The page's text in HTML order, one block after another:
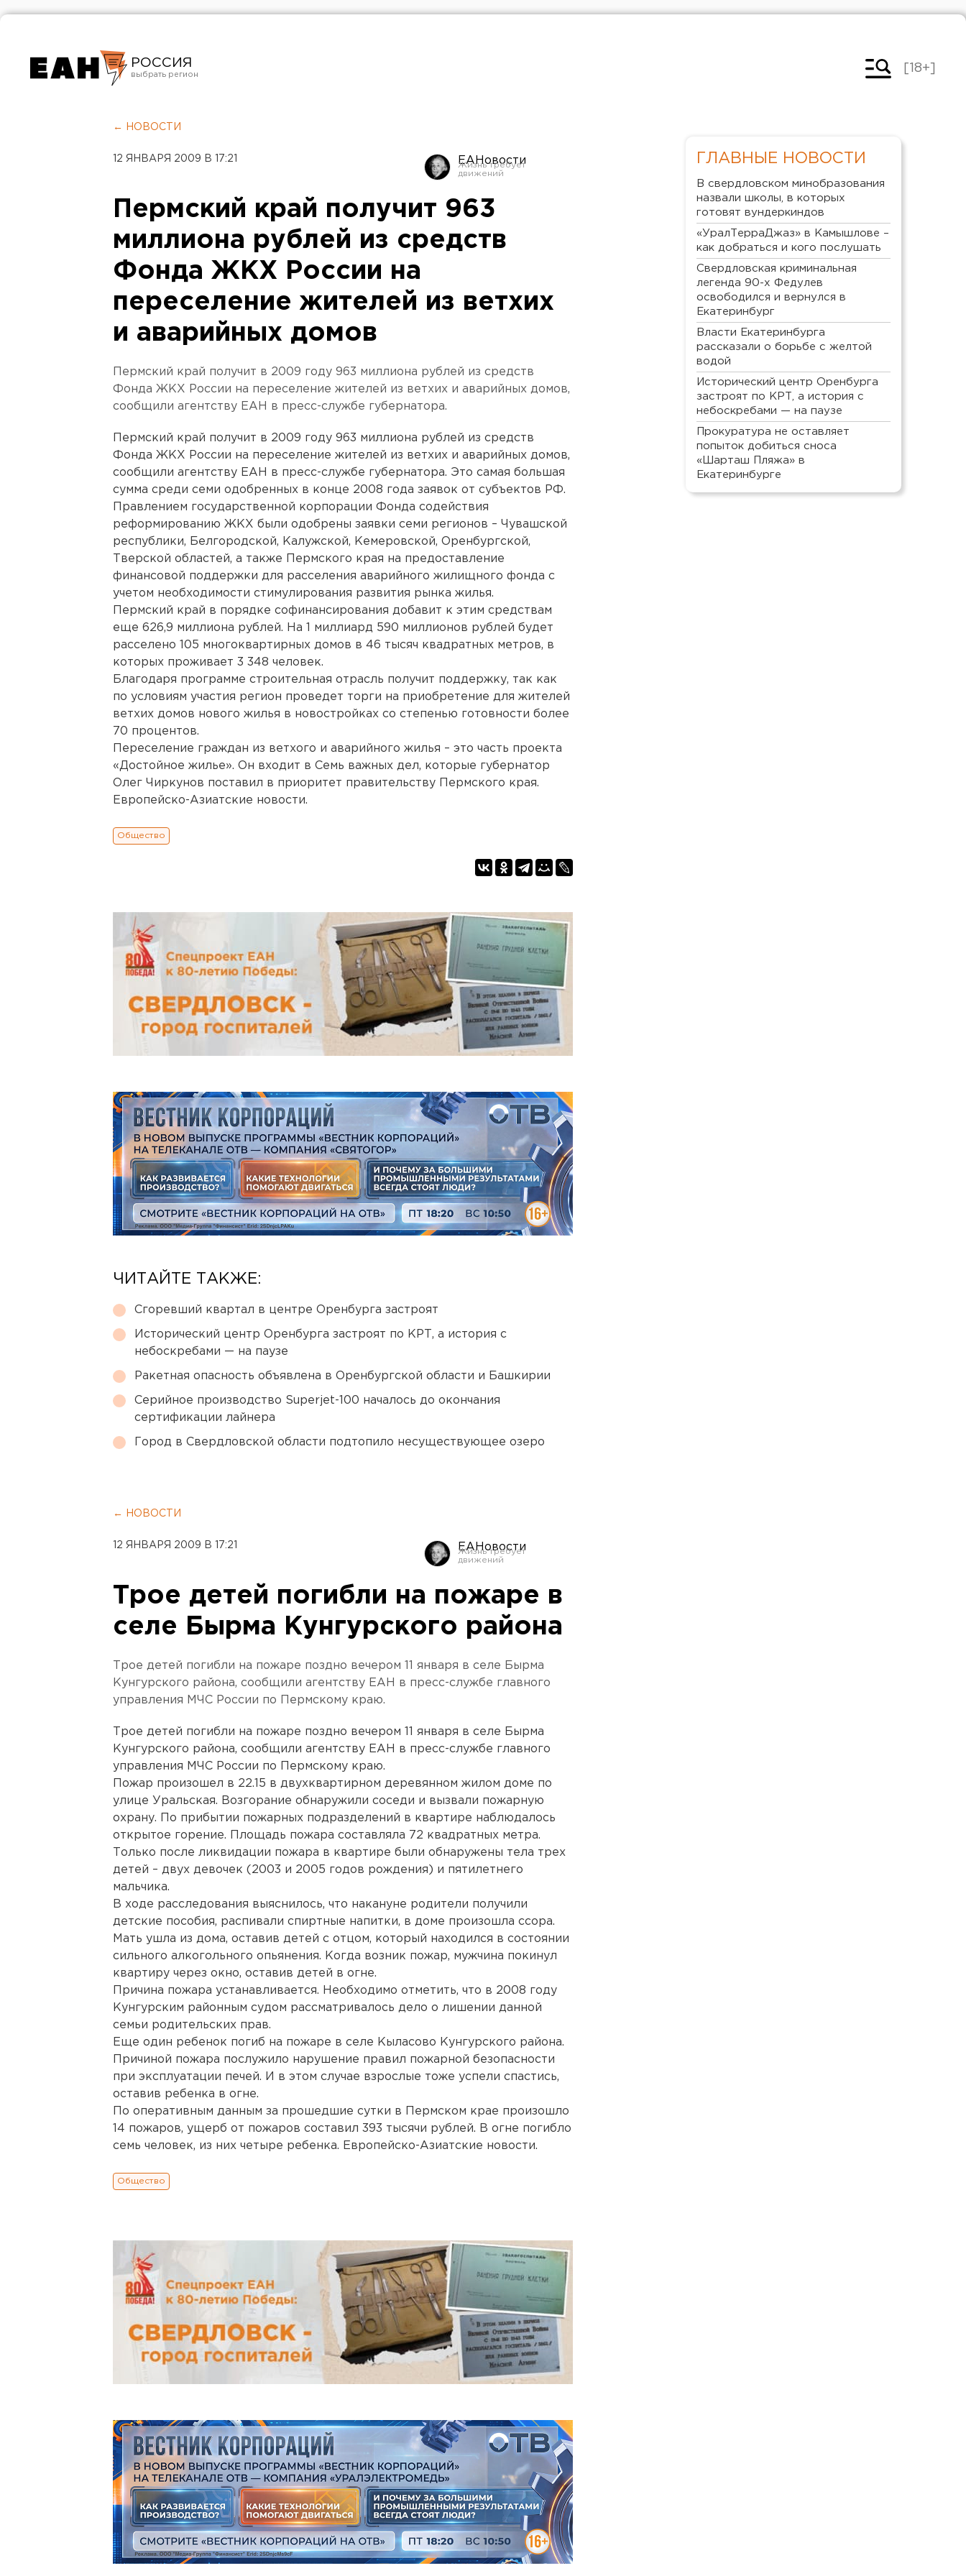
РОССИЯ
Челябинск
[18+]
← НОВОСТИ
12 ЯНВАРЯ 2009 В 17:21 ЕАНовости
Пермский край получит 963
миллиона рублей из средств
Фонда ЖКХ России на
переселение жителей из ветхих
и аварийных домов
Пермский край получит в 2009 году 963 миллиона рублей из средств
Фонда ЖКХ России на переселение жителей из ветхих и аварийных домов,
сообщили агентству ЕАН в пресс-службе губернатора.
Пермский край получит в 2009 году 963 миллиона рублей из средств
Фонда ЖКХ России на переселение жителей из ветхих и аварийных домов,
сообщили агентству ЕАН в пресс-службе губернатора. Это самая большая
сумма среди семи одобренных в конце 2008 года заявок от субъектов РФ.
Правлением государственной корпорации Фонда содействия
реформированию ЖКХ были одобрены заявки семи регионов – Чувашской
республики, Белгородской, Калужской, Кемеровской, Оренбургской,
Тверской областей, а также Пермского края на предоставление
финансовой поддержки для расселения аварийного жилищного фонда с
учетом необходимости стимулирования развития рынка жилья.
Пермский край в порядке софинансирования добавит к этим средствам
еще 626,9 миллиона рублей. На 1 миллиард 590 миллионов рублей будет
расселено 105 многоквартирных домов в 46 тысяч квадратных метров, в
которых проживает 3 348 человек.
Благодаря программе строительная отрасль получит поддержку, так как
по условиям участия регион проведет торги на приобретение для жителей
ветхих домов нового жилья в новостройках со степенью готовности более
70 процентов.
Переселение граждан из ветхого и аварийного жилья – это часть проекта
«Достойное жилье». Он входит в Семь важных дел, которые губернатор
Олег Чиркунов поставил в приоритет правительству Пермского края.
Европейско-Азиатские новости.
Общество
ЧИТАЙТЕ ТАКЖЕ:
Сгоревший квартал в центре Оренбурга застроят
Исторический центр Оренбурга застроят по КРТ, а история с
небоскребами — на паузе
Ракетная опасность объявлена в Оренбургской области и Башкирии
Серийное производство Superjet-100 началось до окончания
сертификации лайнера
Город в Свердловской области подтопило несуществующее озеро
← НОВОСТИ
12 ЯНВАРЯ 2009 В 17:21 ЕАНовости
Трое детей погибли на пожаре в
селе Бырма Кунгурского района
Трое детей погибли на пожаре поздно вечером 11 января в селе Бырма
Кунгурского района, сообщили агентству ЕАН в пресс-службе главного
управления МЧС России по Пермскому краю.
Трое детей погибли на пожаре поздно вечером 11 января в селе Бырма
Кунгурского района, сообщили агентству ЕАН в пресс-службе главного
управления МЧС России по Пермскому краю.
Пожар произошел в 22.15 в двухквартирном деревянном жилом доме по
улице Уральская. Возгорание обнаружили соседи и вызвали пожарную
охрану. По прибытии пожарных подразделений в квартире наблюдалось
открытое горение. Площадь пожара составляла 72 квадратных метра.
Только после ликвидации пожара в квартире были обнаружены тела трех
детей – двух девочек (2003 и 2005 годов рождения) и пятилетнего
мальчика.
В ходе расследования выяснилось, что накануне родители получили
детские пособия, распивали спиртные напитки, в доме произошла ссора.
Мать ушла из дома, оставив детей с отцом, который находился в состоянии
сильного алкогольного опьянения. Когда возник пожар, мужчина покинул
квартиру через окно, оставив детей в огне.
Причина пожара устанавливается. Необходимо отметить, что в 2008 году
Кунгурским районным судом рассматривалось дело о лишении данной
семьи родительских прав.
Еще один ребенок погиб на пожаре в селе Кыласово Кунгурского района.
Причиной пожара послужило нарушение правил пожарной безопасности
при эксплуатации печей. И в этом случае взрослые тоже успели спастись,
оставив ребенка в огне.
По оперативным данным за прошедшие сутки в Пермском крае произошло
14 пожаров, ущерб от пожаров составил 393 тысячи рублей. В огне погибло
семь человек, из них четыре ребенка. Европейско-Азиатские новости.
Общество
ГЛАВНЫЕ НОВОСТИ
В свердловском минобразования
назвали школы, в которых
готовят вундеркиндов
«УралТерраДжаз» в Камышлове –
как добраться и кого послушать
Свердловская криминальная
легенда 90-х Федулев
освободился и вернулся в
Екатеринбург
Власти Екатеринбурга
рассказали о борьбе с желтой
водой
Исторический центр Оренбурга
застроят по КРТ, а история с
небоскребами — на паузе
Прокуратура не оставляет
попыток добиться сноса
«Шарташ Пляжа» в
Екатеринбурге